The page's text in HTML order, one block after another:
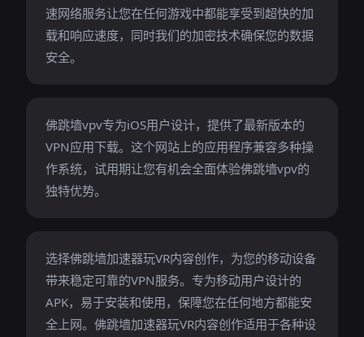
速网络服务让您在任何游戏中都能享受到超快的加
载和响应速度，同时我们的加密技术确保您的数据
安全。
佛跳墙vpv专为iOS用户设计，提供了最新版本的
VPN应用下载。这个网站上的应用程序兼容多种操
作系统，试用期让您有机会全面体验佛跳墙vpv的
独特优势。
选择佛跳墙加速器玩VR内容创作，为您的移动设备
带来稳定可靠的VPN服务。专为移动用户设计的
APK，易于安装和使用，保障您在任何地方都能安
全上网。佛跳墙加速器玩VR内容创作适用于各种设